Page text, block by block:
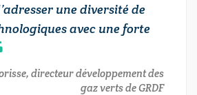
une diversité de
avec une forte
directeur développement des
gaz verts de GRDF